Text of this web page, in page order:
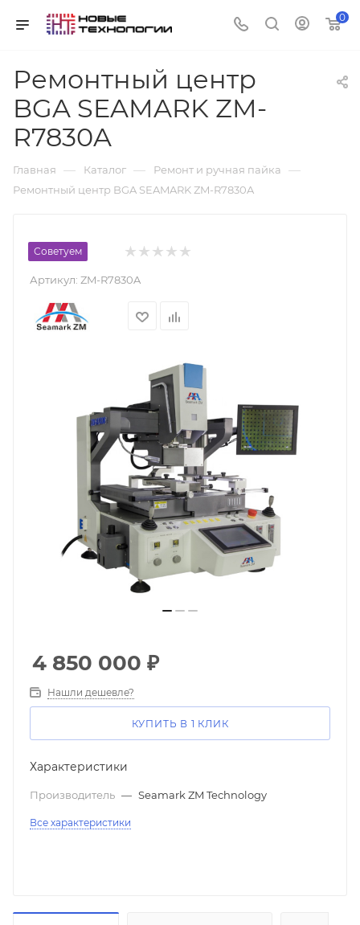
0
Ремонтный центр
BGA SEAMARK ZM-
R7830A
Главная — Каталог — Ремонт и ручная пайка —
Ремонтный центр BGA SEAMARK ZM-R7830A
Советуем
Артикул: ZM-R7830A
4 850 000 ₽
Нашли дешевле?
КУПИТЬ В 1 КЛИК
Характеристики
Производитель — Seamark ZM Technology
Все характеристики